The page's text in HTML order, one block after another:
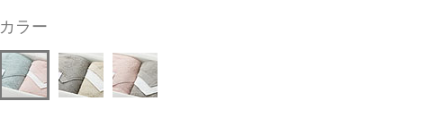
カラー